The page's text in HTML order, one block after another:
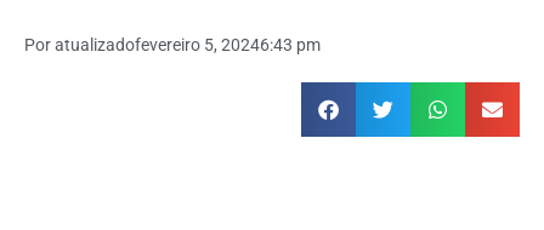
Poratualizadofevereiro 5, 20246:43 pm